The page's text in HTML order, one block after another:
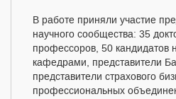
В работе приняли участие
научного сообщества: 35
профессоров, 50 кандидатов
кафедрами, представители
представители страхового
профессиональных